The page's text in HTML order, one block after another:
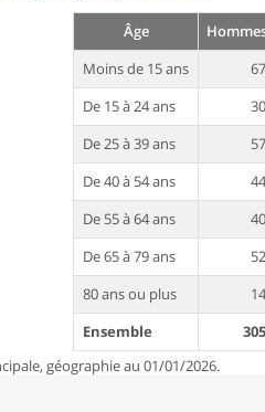
Âge
Moins de 15 ans
67
De 15 à 24 ans
30
De 25 à 39 ans
57
De 40 à 54 ans
44
De 55 à 64 ans
40
De 65 à 79 ans
52
80 ans ou plus
14
Ensemble
305
géographie au 01/01/2026.